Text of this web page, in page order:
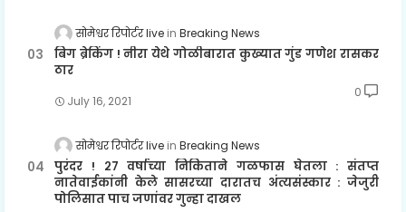
सोमेश्वर रिपोर्टर live Breaking News
बिग ब्रेकिंग ! नीरा येथे गोळीबारात कुख्यात गुंड गणेश रासकर
ठार
July 16, 2021
0
सोमेश्वर रिपोर्टर live Breaking News
पुरंदर ! २७ वर्षाच्या निकिताने गळफास घेतला : संतप्त
नातेवाईकांनी केले सासरच्या दारातच अंत्यसंस्कार : जेजुरी
पोलिसात पाच जणांवर गुन्हा दाखल